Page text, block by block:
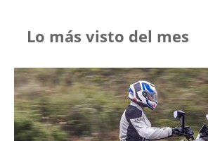
Lo más visto del mes